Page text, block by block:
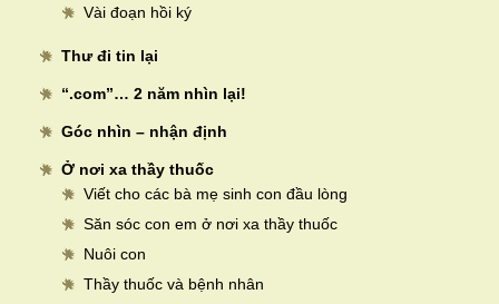
Vài đoạn hồi ký
Thư đi tin lại
“.com”… 2 năm nhìn lại!
Góc nhìn – nhận định
Ở nơi xa thầy thuốc
Viết cho các bà mẹ sinh con đầu lòng
Săn sóc con em ở nơi xa thầy thuốc
Nuôi con
Thầy thuốc và bệnh nhân